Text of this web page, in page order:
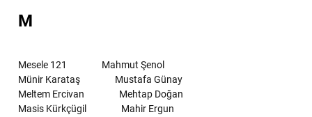
M
Mesele 121
Mahmut Şenol
Münir Karataş
Mustafa Günay
Meltem Ercivan
Mehtap Doğan
Masis Kürkçügil
Mahir Ergun